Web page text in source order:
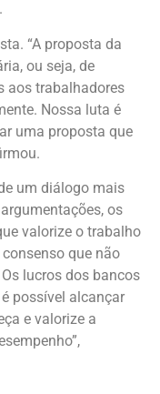
“A proposta da
ou seja, de
aos trabalhadores
Nossa luta é
uma proposta que
um diálogo mais
os
valorize o trabalho
que não
lucros dos bancos
possível alcançar
e valorize a